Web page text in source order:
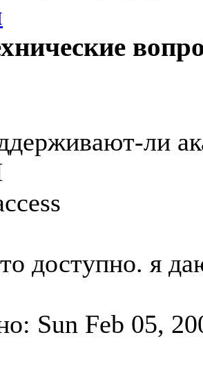
ли
доступно. я
Sun Feb 05,